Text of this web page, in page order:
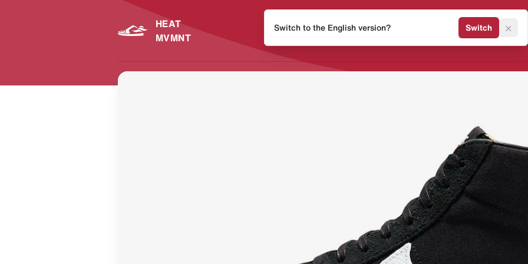
HEAT
MVMNT
Release Kalender Sneaker
Switch to the English version? Switch ×